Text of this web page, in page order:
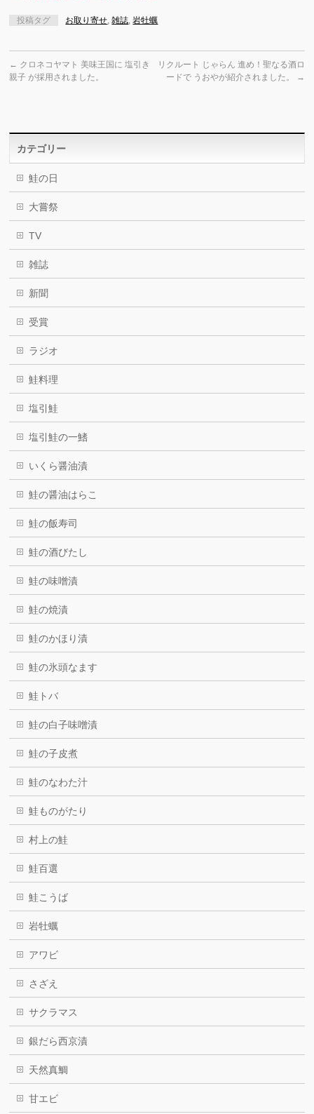
投稿タグ お取り寄せ,雑誌,岩牡蠣
← クロネコヤマト 美味王国に 塩引き
親子 が採用されました。
リクルート じゃらん 進め！聖なる酒ロ
ードで うおやが紹介されました。
→
カテゴリー
鮭の日
大嘗祭
TV
雑誌
新聞
受賞
ラジオ
鮭料理
塩引鮭
塩引鮭の一鰭
いくら醤油漬
鮭の醤油はらこ
鮭の飯寿司
鮭の酒びたし
鮭の味噌漬
鮭の焼漬
鮭のかほり漬
鮭の氷頭なます
鮭トバ
鮭の白子味噌漬
鮭の子皮煮
鮭のなわた汁
鮭ものがたり
村上の鮭
鮭百選
鮭こうば
岩牡蠣
アワビ
さざえ
サクラマス
銀だら西京漬
天然真鯛
甘エビ